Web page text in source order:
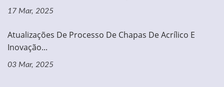
17 Mar, 2025
Atualizações De Processo De Chapas De Acrílico E
Inovação...
03 Mar, 2025